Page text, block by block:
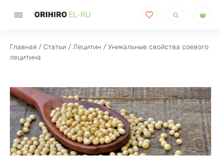
товаров
Главная / Статьи / Лецитин / Уникальные свойства соевого
лецитина